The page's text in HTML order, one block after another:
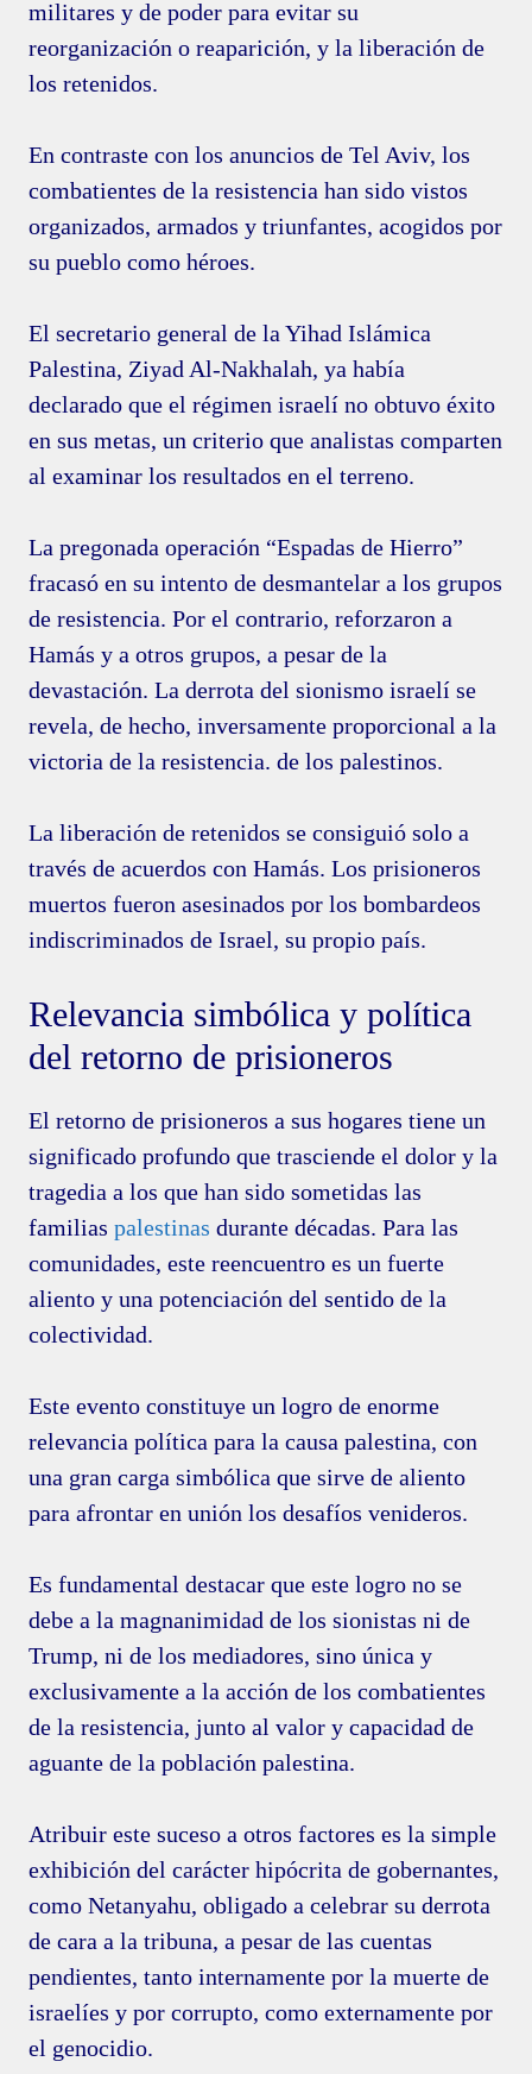
militares y de poder para evitar su
reorganización o reaparición, y la liberación de
los retenidos.
En contraste con los anuncios de Tel Aviv, los
combatientes de la resistencia han sido vistos
organizados, armados y triunfantes, acogidos por
su pueblo como héroes.
El secretario general de la Yihad Islámica
Palestina, Ziyad Al-Nakhalah, ya había
declarado que el régimen israelí no obtuvo éxito
en sus metas, un criterio que analistas comparten
al examinar los resultados en el terreno.
La pregonada operación “Espadas de Hierro”
fracasó en su intento de desmantelar a los grupos
de resistencia. Por el contrario, reforzaron a
Hamás y a otros grupos, a pesar de la
devastación. La derrota del sionismo israelí se
revela, de hecho, inversamente proporcional a la
victoria de la resistencia. de los palestinos.
La liberación de retenidos se consiguió solo a
través de acuerdos con Hamás. Los prisioneros
muertos fueron asesinados por los bombardeos
indiscriminados de Israel, su propio país.
Relevancia simbólica y política
del retorno de prisioneros
El retorno de prisioneros a sus hogares tiene un
significado profundo que trasciende el dolor y la
tragedia a los que han sido sometidas las
familias palestinas durante décadas. Para las
comunidades, este reencuentro es un fuerte
aliento y una potenciación del sentido de la
colectividad.
Este evento constituye un logro de enorme
relevancia política para la causa palestina, con
una gran carga simbólica que sirve de aliento
para afrontar en unión los desafíos venideros.
Es fundamental destacar que este logro no se
debe a la magnanimidad de los sionistas ni de
Trump, ni de los mediadores, sino única y
exclusivamente a la acción de los combatientes
de la resistencia, junto al valor y capacidad de
aguante de la población palestina.
Atribuir este suceso a otros factores es la simple
exhibición del carácter hipócrita de gobernantes,
como Netanyahu, obligado a celebrar su derrota
de cara a la tribuna, a pesar de las cuentas
pendientes, tanto internamente por la muerte de
israelíes y por corrupto, como externamente por
el genocidio.